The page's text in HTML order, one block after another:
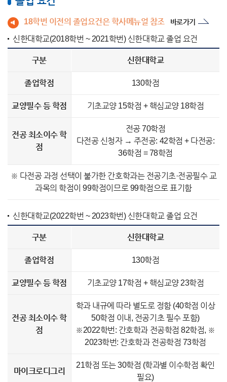
18학번 이전의 졸업요건은 학사메뉴얼 참조 바로가기
신한대학교(2018학번 ~ 2021학번) 신한대학교 졸업 요건
구분 신한대학교
졸업학점 130학점
교양필수 등 학점 기초교양 15학점 + 핵심교양 18학점
전공 최소이수 학
점
전공 70학점
다전공 신청자 → 주전공: 42학점 + 다전공:
36학점 = 78학점
※ 다전공 과정 선택이 불가한 간호학과는 전공기초·전공필수 교
과목의 학점이 99학점이므로 99학점으로 표기함
신한대학교(2022학번 ~ 2023학번) 신한대학교 졸업 요건
구분 신한대학교
졸업학점 130학점
교양필수 등 학점 기초교양 17학점 + 핵심교양 23학점
전공 최소이수 학
점
학과 내규에 따라 별도로 정함 (40학점 이상
50학점 이내, 전공기초 필수 포함)
※2022학번: 간호학과 전공학점 82학점, ※
2023학번: 간호학과 전공학점 73학점
마이크로디그리
21학점 또는 30학점 (학과별 이수학점 확인
필요)